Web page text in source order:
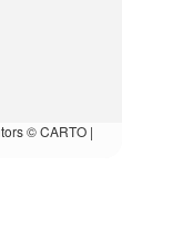
© CARTO |